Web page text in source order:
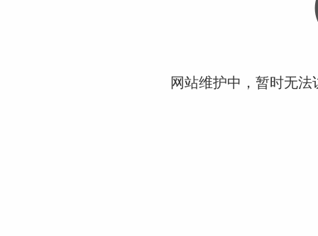
网站维护中，暂时无